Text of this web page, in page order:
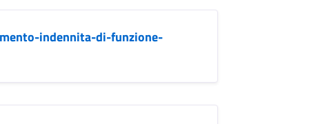
indennita-di-funzione-